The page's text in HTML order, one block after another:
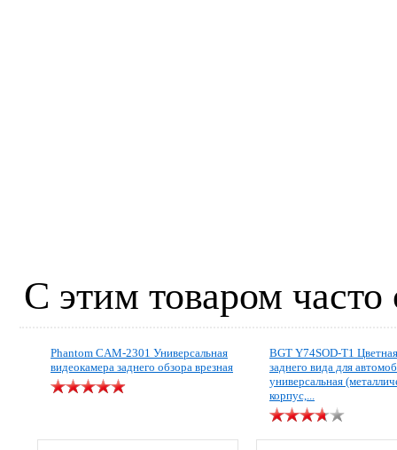
С этим товаром часто
Phantom CAM-2301 Универсальная
видеокамера заднего обзора врезная
BGT Y74SOD-T1
заднего вида для
универсальная
корпус,...